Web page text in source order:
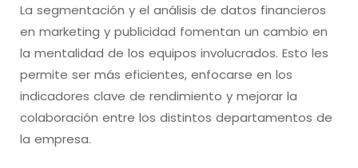
La segmentación y el análisis de datos financieros
en marketing y publicidad fomentan un cambio en
la mentalidad de los equipos involucrados. Esto les
permite ser más eficientes, enfocarse en los
indicadores clave de rendimiento y mejorar la
colaboración entre los distintos departamentos de
la empresa.